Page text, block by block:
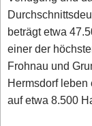
beträgt etwa
einer der
Frohnau und
Hermsdorf
auf etwa 8.500